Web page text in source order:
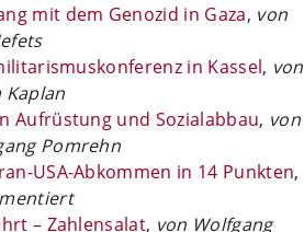
mit dem Genozid in Gaza, von
in Kassel, von
Kaplan
Aufrüstung und Sozialabbau, von
Pomrehn
USA-Abkommen in 14 Punkten,
– Zahlensalat, von Wolfgang